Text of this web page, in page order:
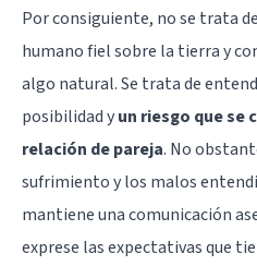
Por consiguiente, no se trata
humano fiel sobre la tierra y
algo natural. Se trata de
posibilidad yun riesgo que se
relación de pareja. No
sufrimiento y los malos
mantiene una comunicación
exprese las expectativas que